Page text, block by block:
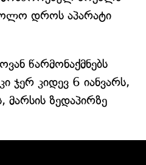
დროს აპარატი
წარმონაქმნებს
ჯერ კიდევ 6 იანვარს,
მარსის ზედაპირზე